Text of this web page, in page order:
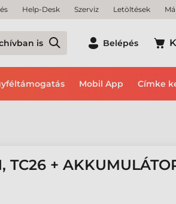
Help-Desk Szerviz Letöltések
is Belépés
Mobil App Címke
TC26 +